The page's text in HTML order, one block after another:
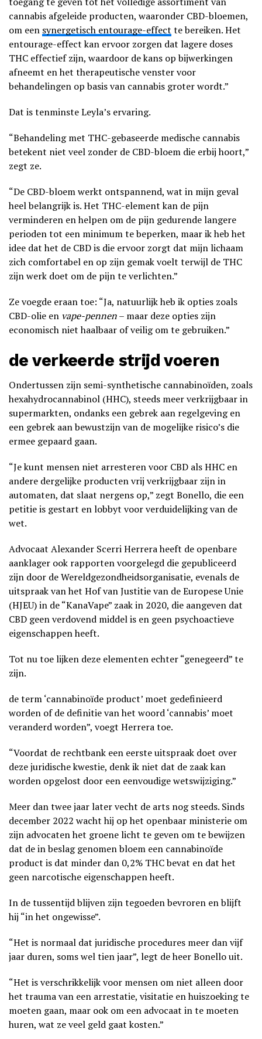
cannabis afgeleide producten, waaronder CBD-bloemen,
om een synergetisch entourage-effect te bereiken. Het
entourage-effect kan ervoor zorgen dat lagere doses
THC effectief zijn, waardoor de kans op bijwerkingen
afneemt en het therapeutische venster voor
behandelingen op basis van cannabis groter wordt.”
Dat is tenminste Leyla’s ervaring.
“Behandeling met THC-gebaseerde medische cannabis
betekent niet veel zonder de CBD-bloem die erbij hoort,”
zegt ze.
“De CBD-bloem werkt ontspannend, wat in mijn geval
heel belangrijk is. Het THC-element kan de pijn
verminderen en helpen om de pijn gedurende langere
perioden tot een minimum te beperken, maar ik heb het
idee dat het de CBD is die ervoor zorgt dat mijn lichaam
zich comfortabel en op zijn gemak voelt terwijl de THC
zijn werk doet om de pijn te verlichten.”
Ze voegde eraan toe: “Ja, natuurlijk heb ik opties zoals
CBD-olie en vape-pennen– maar deze opties zijn
economisch niet haalbaar of veilig om te gebruiken.”
de verkeerde strijd voeren
Ondertussen zijn semi-synthetische cannabinoïden, zoals
hexahydrocannabinol (HHC), steeds meer verkrijgbaar in
supermarkten, ondanks een gebrek aan regelgeving en
een gebrek aan bewustzijn van de mogelijke risico’s die
ermee gepaard gaan.
“Je kunt mensen niet arresteren voor CBD als HHC en
andere dergelijke producten vrij verkrijgbaar zijn in
automaten, dat slaat nergens op,” zegt Bonello, die een
petitie is gestart en lobbyt voor verduidelijking van de
wet.
Advocaat Alexander Scerri Herrera heeft de openbare
aanklager ook rapporten voorgelegd die gepubliceerd
zijn door de Wereldgezondheidsorganisatie, evenals de
uitspraak van het Hof van Justitie van de Europese Unie
(HJEU) in de “KanaVape” zaak in 2020, die aangeven dat
CBD geen verdovend middel is en geen psychoactieve
eigenschappen heeft.
Tot nu toe lijken deze elementen echter “genegeerd” te
zijn.
de term ‘cannabinoïde product’ moet gedefinieerd
worden of de definitie van het woord ‘cannabis’ moet
veranderd worden”, voegt Herrera toe.
“Voordat de rechtbank een eerste uitspraak doet over
deze juridische kwestie, denk ik niet dat de zaak kan
worden opgelost door een eenvoudige wetswijziging.”
Meer dan twee jaar later vecht de arts nog steeds. Sinds
december 2022 wacht hij op het openbaar ministerie om
zijn advocaten het groene licht te geven om te bewijzen
dat de in beslag genomen bloem een cannabinoïde
product is dat minder dan 0,2% THC bevat en dat het
geen narcotische eigenschappen heeft.
In de tussentijd blijven zijn tegoeden bevroren en blijft
hij “in het ongewisse”.
“Het is normaal dat juridische procedures meer dan vijf
jaar duren, soms wel tien jaar”, legt de heer Bonello uit.
“Het is verschrikkelijk voor mensen om niet alleen door
het trauma van een arrestatie, visitatie en huiszoeking te
moeten gaan, maar ook om een advocaat in te moeten
huren, wat ze veel geld gaat kosten.”